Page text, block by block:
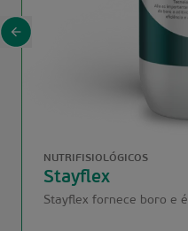
NUTRIFISIOLÓGICOS
Stayflex
Stayflex fornece boro e